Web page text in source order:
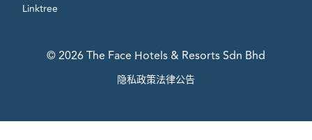
Linktree
© 2026 The Face Hotels & Resorts Sdn Bhd
隐私政策法律公告